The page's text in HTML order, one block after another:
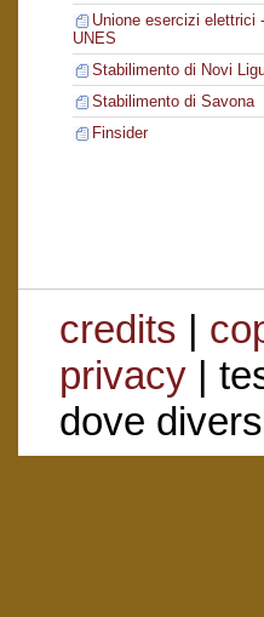
Unione esercizi elettrici -
UNES
Stabilimento di Novi
Stabilimento di Savona
Finsider
credits |
privacy|
dove